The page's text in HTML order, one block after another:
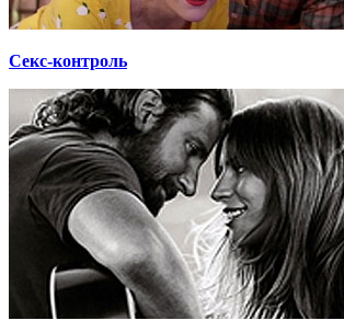
Секс-контроль